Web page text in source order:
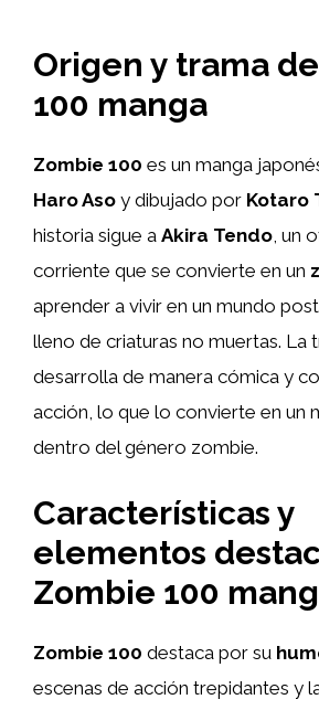
Origen y trama
100 manga
Zombie 100 es un manga
Haro Aso y dibujado por Kotaro
historia sigue a Akira Tendo, un
corriente que se convierte en un
aprender a vivir en un mundo
lleno de criaturas no muertas. La
desarrolla de manera cómica y
acción, lo que lo convierte en un
dentro del género zombie.
Características y
elementos
Zombie 100
Zombie 100 destaca por su
escenas de acción trepidantes y